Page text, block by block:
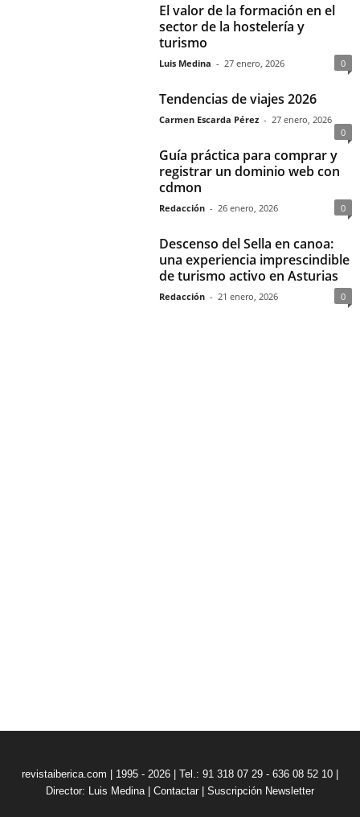
El valor de la formación en el
sector de la hostelería y
turismo
Luis Medina - 27 enero, 2026 0
Tendencias de viajes 2026
Carmen Escarda Pérez - 27 enero, 2026
0
Guía práctica para comprar y
registrar un dominio web con
cdmon
Redacción - 26 enero, 2026 0
Descenso del Sella en canoa:
una experiencia imprescindible
de turismo activo en Asturias
Redacción - 21 enero, 2026 0
revistaiberica.com | 1995 - 2026 | Tel.: 91 318 07 29 - 636 08 52 10 |
Director: Luis Medina | Contactar | Suscripción Newsletter